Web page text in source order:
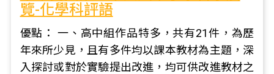
覽-化學科評語
優點： 一、高中組作品特多，共有21件，為歷
年來所少見，且有多件均以課本教材為主題，深
入探討或對於實驗提出改進，均可供改進教材之